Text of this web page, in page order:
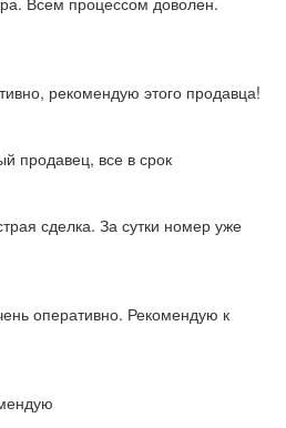
рекомендую этого продавца!
продавец, все в срок
сделка. За сутки номер уже
оперативно. Рекомендую к